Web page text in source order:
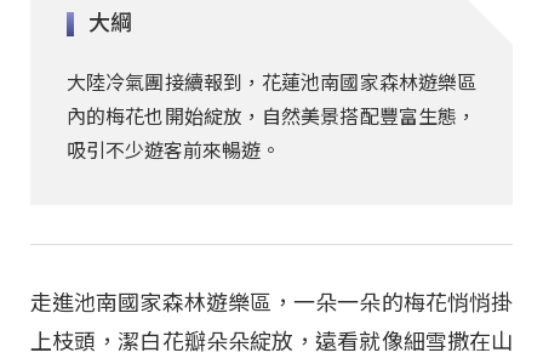
大綱
大陸冷氣團接續報到，花蓮池南國家森林遊樂區
內的梅花也開始綻放，自然美景搭配豐富生態，
吸引不少遊客前來暢遊。
走進池南國家森林遊樂區，一朵一朵的梅花悄悄掛
上枝頭，潔白花瓣朵朵綻放，遠看就像細雪撒在山